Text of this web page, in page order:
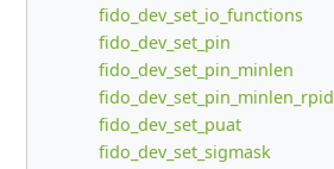
fido_dev_set_io_functions
fido_dev_set_pin
fido_dev_set_pin_minlen
fido_dev_set_pin_minlen_rpid
fido_dev_set_puat
fido_dev_set_sigmask